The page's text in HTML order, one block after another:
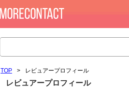
TOP > レビュアープロフィール
レビュアープロフィール